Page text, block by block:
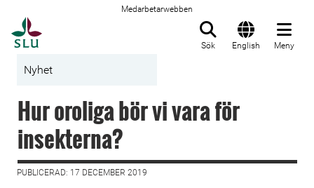
Medarbetarwebben
Sök English Meny
Nyhet
Hur oroliga bör vi vara för
insekterna?
PUBLICERAD: 17 DECEMBER 2019